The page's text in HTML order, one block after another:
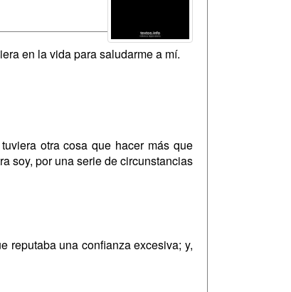
en la vida para saludarme a mí.
otra cosa que hacer más que
soy, por una serie de circunstancias
reputaba una confianza excesiva; y,